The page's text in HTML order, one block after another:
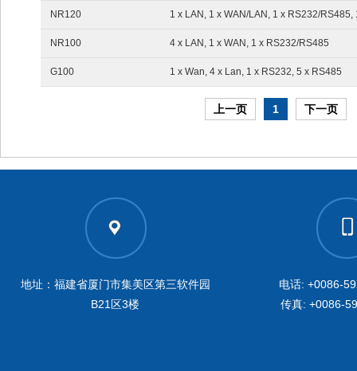
NR120 1 x LAN, 1 x WAN/LAN, 1 x RS232/RS485,
NR100 4 x LAN, 1 x WAN, 1 x RS232/RS485
G100 1 x Wan, 4 x Lan, 1 x RS232, 5 x RS485
上一页 1 下一页
地址：福建省厦门市集美区第三软件园
B21区3楼
电话: +0086-
传真: +0086-